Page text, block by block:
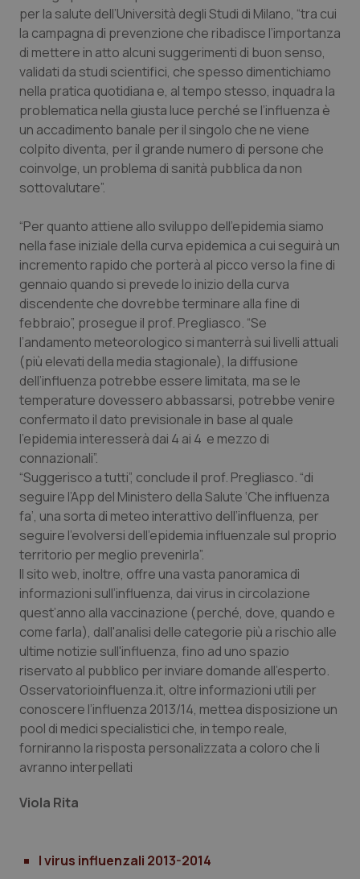
Liguria
Lombardia
Marche
Molise
Piemonte
Provincia Autonoma di Bolzano
Provincia Autonoma di Trento
Puglia
Sardegna
Sicilia
Toscana
Umbria
Valle D’Aosta
Veneto
Disturbi dell’umore
Dolore
Donna & Salute
Epatiti
HIV
Infezioni & Febbre
Ipertensione & Scompenso
Malattie rare
Malattia di Crohn & Rettocolite Ulcerosa
Neuroscienze & patologie neurodegenerative
Obesità
Oftalmologia
Oncodermatologia
Oncoematologia
Oncologia & Nutrizione
Psoriasi & pelle
Quotidiano Cardiologia
Quotidiano Chirurgia
Quotidiano Oncologia
Quotidiano Pediatria
Rene & patologie urogenitali
per la salute dell’Università degli Studi di Milano, “tra cui
la campagna di prevenzione che ribadisce l’importanza
di mettere in atto alcuni suggerimenti di buon senso,
validati da studi scientifici, che spesso dimentichiamo
nella pratica quotidiana e, al tempo stesso, inquadra la
problematica nella giusta luce perché se l’influenza è
un accadimento banale per il singolo che ne viene
colpito diventa, per il grande numero di persone che
coinvolge, un problema di sanità pubblica da non
sottovalutare”.
“Per quanto attiene allo sviluppo dell’epidemia siamo
nella fase iniziale della curva epidemica a cui seguirà un
incremento rapido che porterà al picco verso la fine di
gennaio quando si prevede lo inizio della curva
discendente che dovrebbe terminare alla fine di
febbraio”, prosegue il prof. Pregliasco. “Se
l’andamento meteorologico si manterrà sui livelli attuali
(più elevati della media stagionale), la diffusione
dell’influenza potrebbe essere limitata, ma se le
temperature dovessero abbassarsi, potrebbe venire
confermato il dato previsionale in base al quale
l’epidemia interesserà dai 4 ai 4 e mezzo di
connazionali”.
“Suggerisco a tutti”, conclude il prof. Pregliasco. “di
seguire l’App del Ministero della Salute ‘Che influenza
fa’, una sorta di meteo interattivo dell’influenza, per
seguire l’evolversi dell’epidemia influenzale sul proprio
territorio per meglio prevenirla”.
Il sito web, inoltre, offre una vasta panoramica di
informazioni sull’influenza, dai virus in circolazione
quest’anno alla vaccinazione (perché, dove, quando e
come farla), dall'analisi delle categorie più a rischio alle
ultime notizie sull'influenza, fino ad uno spazio
riservato al pubblico per inviare domande all’esperto.
Osservatorioinfluenza.it, oltre informazioni utili per
conoscere l’influenza 2013/14, mettea disposizione un
pool di medici specialistici che, in tempo reale,
forniranno la risposta personalizzata a coloro che li
avranno interpellati
Viola Rita
I virus influenzali 2013-2014